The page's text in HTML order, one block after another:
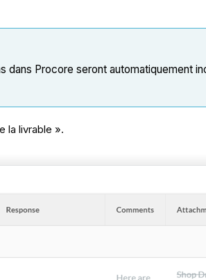
Procore seront automatiquement
la livrable ».